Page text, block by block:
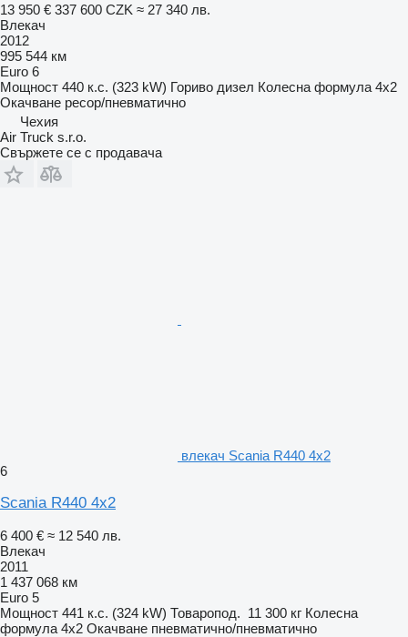
13 950 € 337 600 CZK ≈ 27 340 лв.
Влекач
2012
995 544 км
Euro 6
Мощност 440 к.с. (323 kW) Гориво дизел Колесна формула 4x2
Окачване ресор/пневматично
Чехия
Air Truck s.r.o.
Свържете се с продавача
влекач Scania R440 4x2
6
Scania R440 4x2
6 400 € ≈ 12 540 лв.
Влекач
2011
1 437 068 км
Euro 5
Мощност 441 к.с. (324 kW) Товаропод. 11 300 кг Колесна
формула 4x2 Окачване пневматично/пневматично